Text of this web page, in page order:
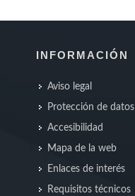
INFORMACIÓN
Aviso legal
Protección de datos
Accesibilidad
Mapa de la web
Enlaces de interés
Requisitos técnicos